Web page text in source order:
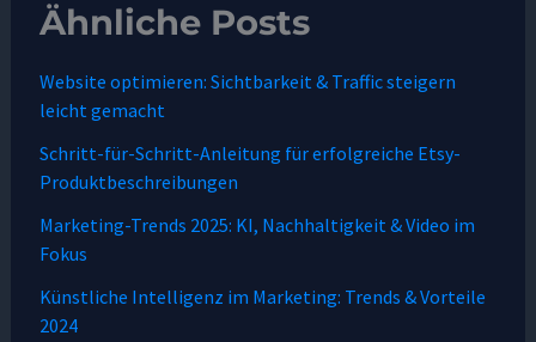
Ähnliche Posts
Website optimieren: Sichtbarkeit & Traffic steigern
leicht gemacht
Schritt-für-Schritt-Anleitung für erfolgreiche Etsy-
Produktbeschreibungen
Marketing-Trends 2025: KI, Nachhaltigkeit & Video im
Fokus
Künstliche Intelligenz im Marketing: Trends & Vorteile
2024